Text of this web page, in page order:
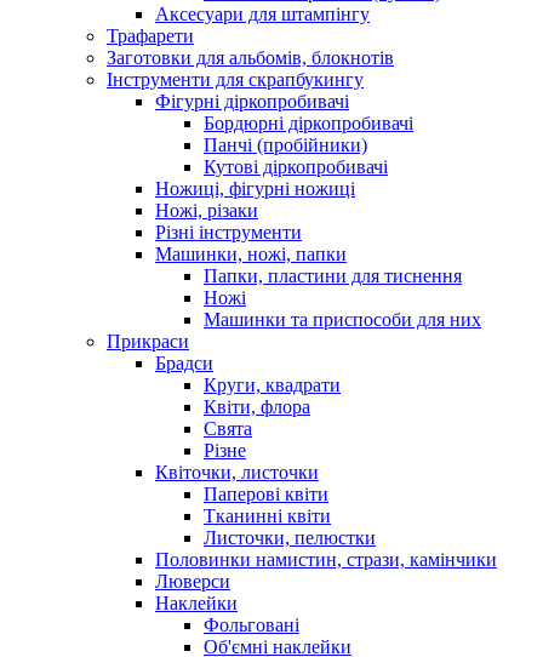
Аксесуари для штампінгу
Трафарети
Заготовки для альбомів, блокнотів
Інструменти для скрапбукингу
Фігурні діркопробивачі
Бордюрні діркопробивачі
Панчі (пробійники)
Кутові діркопробивачі
Ножиці, фігурні ножиці
Ножі, різаки
Різні інструменти
Машинки, ножі, папки
Папки, пластини для тиснення
Ножі
Машинки та приспособи для них
Прикраси
Брадси
Круги, квадрати
Квіти, флора
Свята
Різне
Квіточки, листочки
Паперові квіти
Тканинні квіти
Листочки, пелюстки
Половинки намистин, стрази, камінчики
Люверси
Наклейки
Фольговані
Об'ємні наклейки